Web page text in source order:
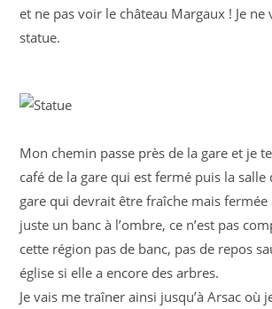
et ne pas voir le château Margaux ! Je ne
statue.
Mon chemin passe près de la gare et je
café de la gare qui est fermé puis la salle
gare qui devrait être fraîche mais fermée
juste un banc à l’ombre, ce n’est pas
cette région pas de banc, pas de repos
église si elle a encore des arbres.
Je vais me traîner ainsi jusqu’à Arsac où